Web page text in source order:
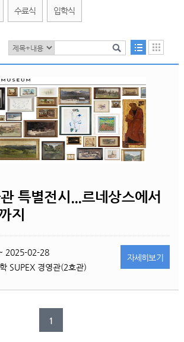
4월 5월 6월
수료식 입학식
특별전시...르네상스에서
지
2025-02-28
SUPEX 경영관(2호관)
자세히보기
1